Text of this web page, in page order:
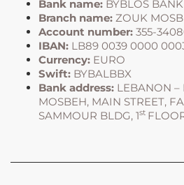
Bank name: BYBLOS BANK
Branch name: ZOUK
Account number: 355-
IBAN: LB89 0039 0000
Currency: EURO
Swift: BYBALBBX
Bank address: LEBANON –
MOSBEH, MAIN STREET,
SAMMOUR BLDG, 1st